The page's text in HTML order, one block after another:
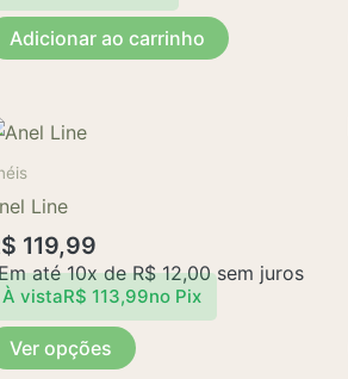
Adicionar ao carrinho
Line
119,99
até 10x deR$12,00sem juros
À vistaR$ 113,99no Pix
Ver opções
As
opções
podem